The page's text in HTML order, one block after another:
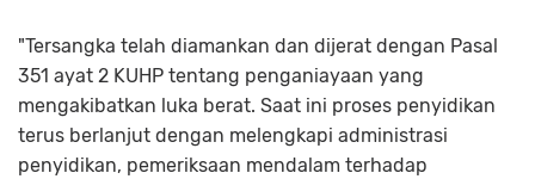
"Tersangka telah diamankan dan dijerat dengan Pasal
351 ayat 2 KUHP tentang penganiayaan yang
mengakibatkan luka berat. Saat ini proses penyidikan
terus berlanjut dengan melengkapi administrasi
penyidikan, pemeriksaan mendalam terhadap